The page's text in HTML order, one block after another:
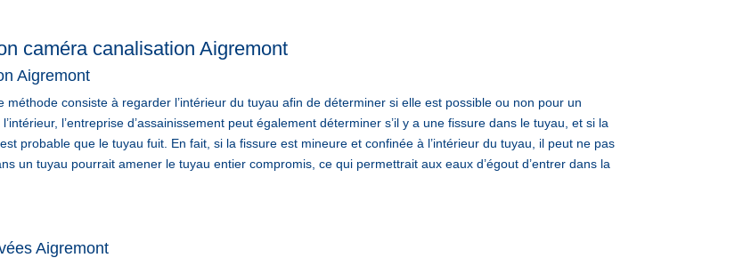
caméra canalisation Aigremont
Aigremont
méthode consiste à regarder l’intérieur du tuyau afin de déterminer si elle est possible ou non pour un
l’entreprise d’assainissement peut également déterminer s’il y a une fissure dans le tuyau, et si la
probable que le tuyau fuit. En fait, si la fissure est mineure et confinée à l’intérieur du tuyau, il peut ne pas
un tuyau pourrait amener le tuyau entier compromis, ce qui permettrait aux eaux d’égout d’entrer dans la
Aigremont